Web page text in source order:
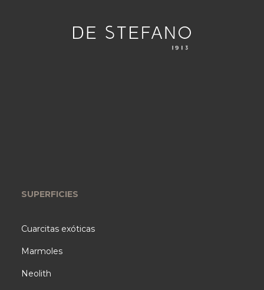
SUPERFICIES
Cuarcitas exóticas
Marmoles
Neolith